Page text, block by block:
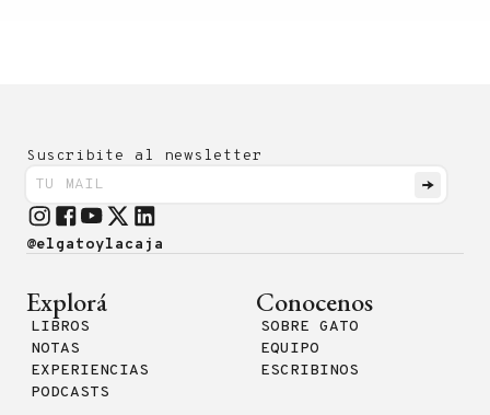
Suscribite al newsletter
@elgatoylacaja
Explorá
LIBROS
NOTAS
EXPERIENCIAS
PODCASTS
Conocenos
SOBRE GATO
EQUIPO
ESCRIBINOS